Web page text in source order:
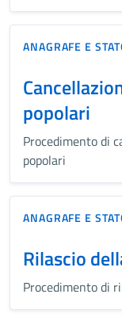
ANAGRAFE E
popolari
Procedimento di
popolari
ANAGRAFE E
Rilascio
Procedimento di